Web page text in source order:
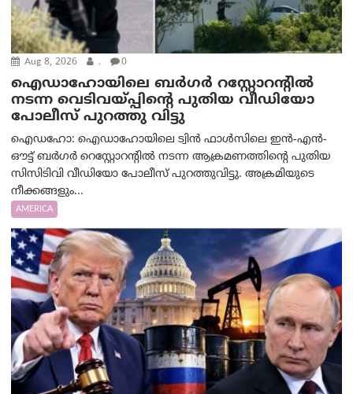
Aug 8, 2026 . 0
ഐഡാഹോയിലെ ബർഗർ റസ്റ്റോറന്റിൽ
നടന്ന വെടിവയ്പ്പിന്റെ പുതിയ വീഡിയോ
പോലീസ് പുറത്തു വിട്ടു
ഐഡഹോ: ഐഡാഹോയിലെ ട്വിൻ ഫാൾസിലെ ഇൻ-എൻ-
ഔട്ട് ബർഗർ റെസ്റ്റോറന്റിൽ നടന്ന ആക്രമണത്തിന്റെ പുതിയ
സിസിടിവി വീഡിയോ പോലീസ് പുറത്തുവിട്ടു. അക്രമിയുടെ
നീക്കങ്ങളും...
AMERICA